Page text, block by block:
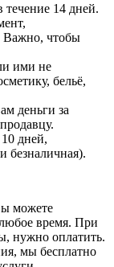
течение 14 дней.
Важно, чтобы
ими не
бельё,
деньги за
дней,
безналичная).
можете
время. При
нужно оплатить.
мы бесплатно